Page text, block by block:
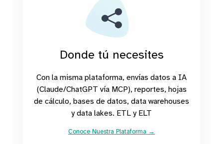
Donde tú necesites
Con la misma plataforma, envías datos a IA
(Claude/ChatGPT vía MCP), reportes, hojas
de cálculo, bases de datos, data warehouses
y data lakes. ETL y ELT
Conoce Nuestra Plataforma →